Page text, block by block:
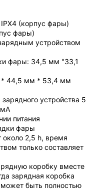
(корпус фары)
фары)
устройством
фары: 34,5 мм "33,1
* 44,5 мм * 53,4 мм
устройства 5
питания
фары
около 2,5 h, время
только составляет
коробку вместе
зарядная коробка
быть полностью